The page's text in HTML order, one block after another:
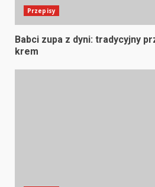
Przepisy
Babci zupa z dyni: tradycyjny
krem